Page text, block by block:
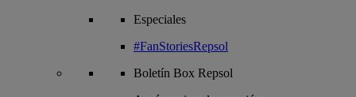
Especiales
#FanStoriesRepsol
Boletín Box Repsol